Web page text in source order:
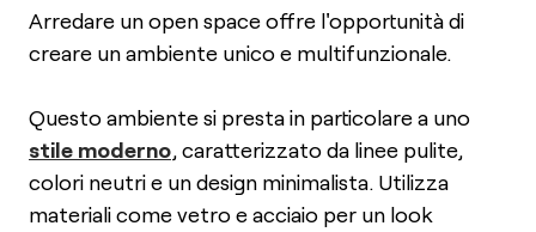
Arredare un open space offre l'opportunità di
creare un ambiente unico e multifunzionale.
Questo ambiente si presta in particolare a uno
stile moderno, caratterizzato da linee pulite,
colori neutri e un design minimalista. Utilizza
materiali come vetro e acciaio per un look